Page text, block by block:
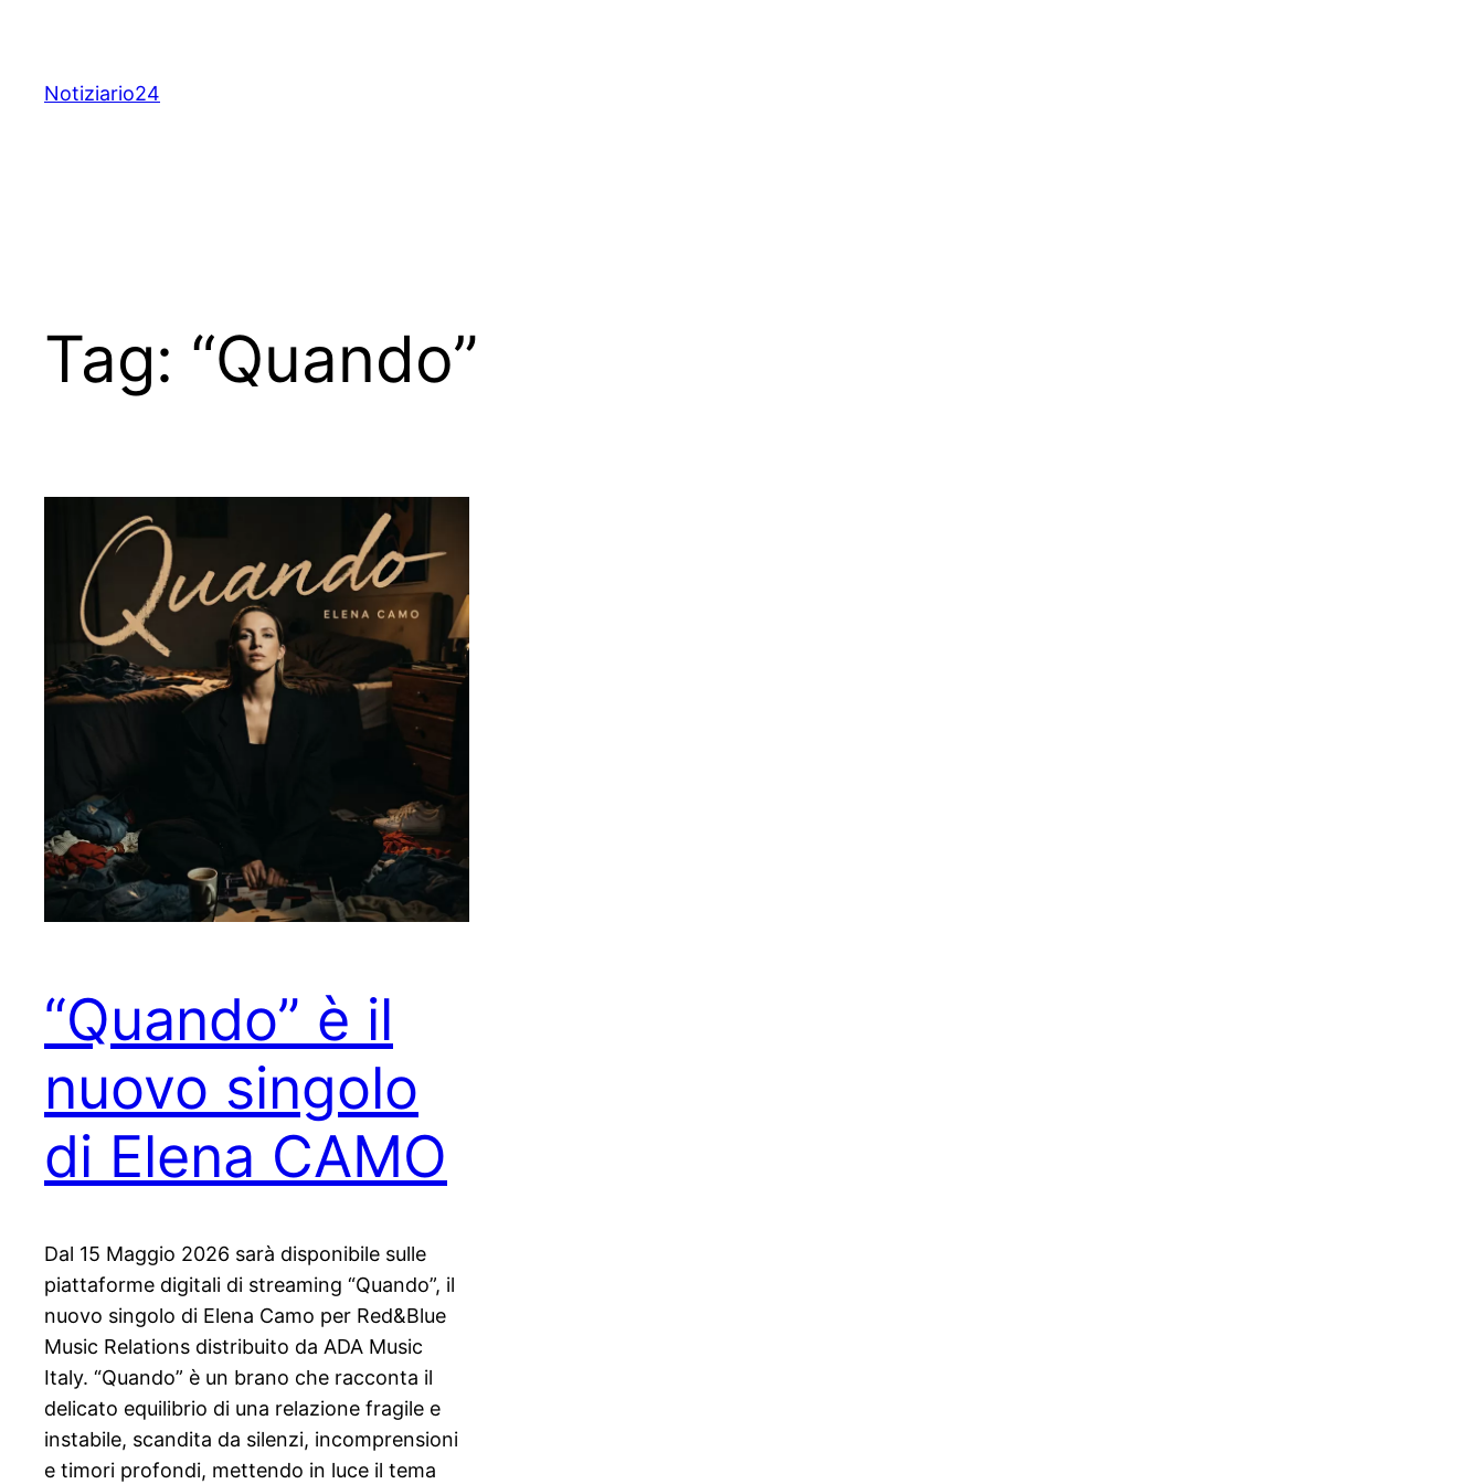
content
Notiziario24
Tag: “Quando”
“Quando” è il
nuovo singolo
di Elena CAMO
Dal 15 Maggio 2026 sarà disponibile sulle
piattaforme digitali di streaming “Quando”, il
nuovo singolo di Elena Camo per Red&Blue
Music Relations distribuito da ADA Music
Italy. “Quando” è un brano che racconta il
delicato equilibrio di una relazione fragile e
instabile, scandita da silenzi, incomprensioni
e timori profondi, mettendo in luce il tema